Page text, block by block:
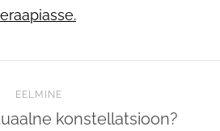
EELMINE
konstellatsioon?